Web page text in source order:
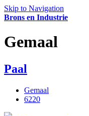
Skip to Navigation
Brons en Industrie
Gemaal
Paal
Gemaal
6220